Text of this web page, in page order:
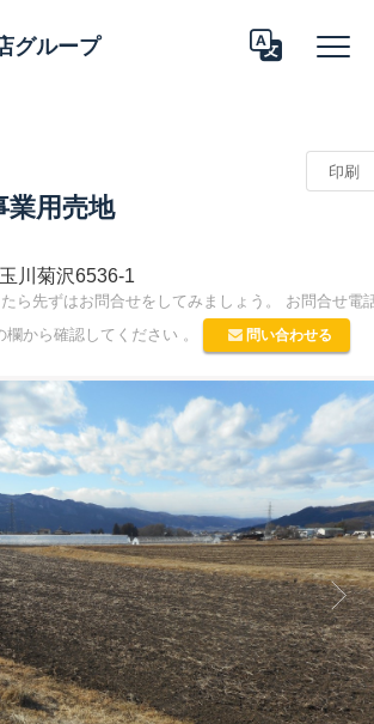
グループ
印刷
用売地
川菊沢6536-1
ら先ずはお問合せをしてみましょう。 お問合せ電
から確認してください 。
問い合わせる